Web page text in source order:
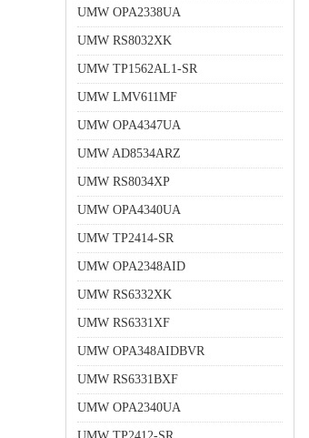
UMW OPA2338UA
UMW RS8032XK
UMW TP1562AL1-SR
UMW LMV611MF
UMW OPA4347UA
UMW AD8534ARZ
UMW RS8034XP
UMW OPA4340UA
UMW TP2414-SR
UMW OPA2348AID
UMW RS6332XK
UMW RS6331XF
UMW OPA348AIDBVR
UMW RS6331BXF
UMW OPA2340UA